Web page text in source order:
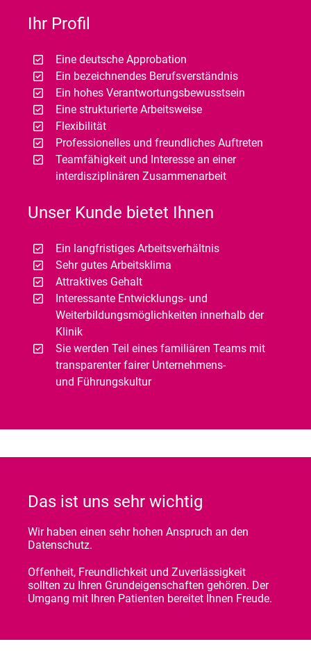
Ihr Profil
Eine deutsche Approbation
Ein bezeichnendes Berufsverständnis
Ein hohes Verantwortungsbewusstsein
Eine strukturierte Arbeitsweise
Flexibilität
Professionelles und freundliches Auftreten
Teamfähigkeit und Interesse an einer
interdisziplinären Zusammenarbeit
Unser Kunde bietet Ihnen
Ein langfristiges Arbeitsverhältnis
Sehr gutes Arbeitsklima
Attraktives Gehalt
Interessante Entwicklungs- und
Weiterbildungsmöglichkeiten innerhalb der
Klinik
Sie werden Teil eines familiären Teams mit
transparenter fairer Unternehmens-
und Führungskultur
Das ist uns sehr wichtig
Wir haben einen sehr hohen Anspruch an den
Datenschutz.
Offenheit, Freundlichkeit und Zuverlässigkeit
sollten zu Ihren Grundeigenschaften gehören. Der
Umgang mit Ihren Patienten bereitet Ihnen Freude.